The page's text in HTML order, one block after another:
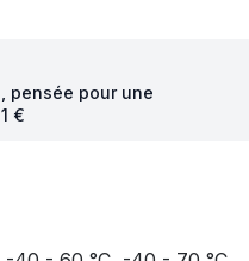
pensée pour une
€